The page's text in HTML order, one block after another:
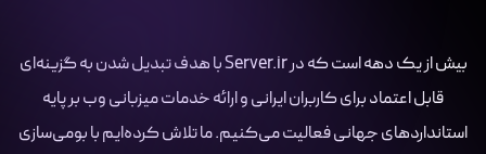
بیش از یک دهه است که در Server.ir با هدف تبدیل شدن به گزینه‌ای
قابل اعتماد برای کاربران ایرانی و ارائه خدمات میزبانی وب بر پایه
استانداردهای جهانی فعالیت می‌کنیم. ما تلاش کرده‌ایم با بومی‌سازی